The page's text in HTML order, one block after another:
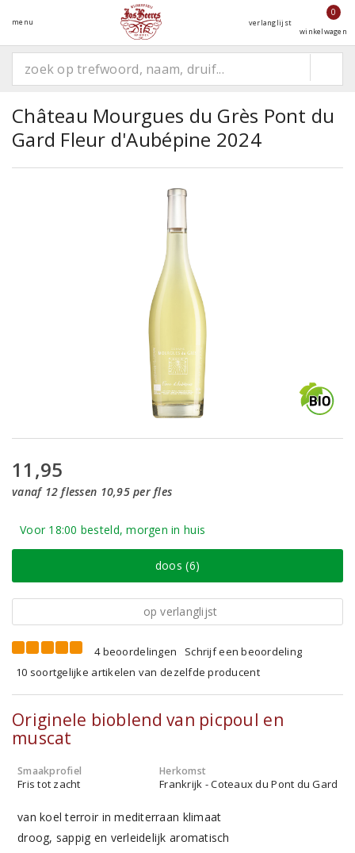
menu verlanglijst
0
winkelwagen
Château Mourgues du Grès Pont du
Gard Fleur d'Aubépine 2024
11,95
vanaf 12 flessen 10,95 per fles
Voor 18:00 besteld, morgen in huis
doos (6)
op verlanglijst
4 beoordelingen
Schrijf een beoordeling
10 soortgelijke artikelen van dezelfde producent
Originele bioblend van picpoul en
muscat
Smaakprofiel
Fris tot zacht
Herkomst
Frankrijk - Coteaux du Pont du Gard
van koel terroir in mediterraan klimaat
droog, sappig en verleidelijk aromatisch